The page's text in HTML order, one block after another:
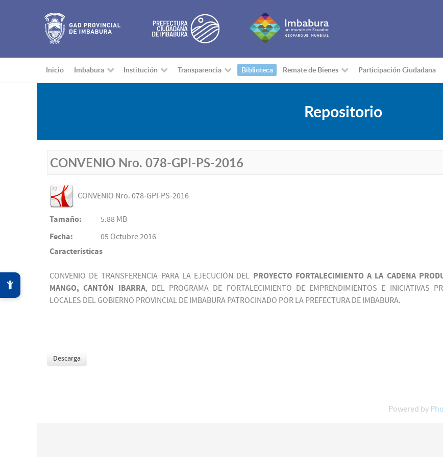
Inicio Imbabura Institución Transparencia Biblioteca Remate de Bienes Participación Ciudadana
Repositorio
CONVENIO Nro. 078-GPI-PS-2016
CONVENIO Nro. 078-GPI-PS-2016
Tamaño:
5.88 MB
Fecha:
05 Octubre 2016
Características
CONVENIO DE TRANSFERENCIA PARA LA EJECUCIÓN DEL PROYECTO FORTALECIMIENTO A LA CADENA
MANGO, CANTÓN IBARRA, DEL PROGRAMA DE FORTALECIMIENTO DE EMPRENDIMIENTOS E INICIATIVAS
LOCALES DEL GOBIERNO PROVINCIAL DE IMBABURA PATROCINADO POR LA PREFECTURA DE IMBABURA.
Powered by